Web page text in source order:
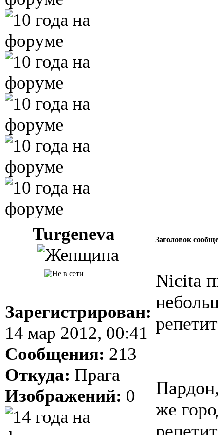
Turgeneva Заголовок
Зарегистрирован:
14 мар 2012, 00:41
Сообщения: 213
Откуда: Прага
Изображений: 0
Nicita
же